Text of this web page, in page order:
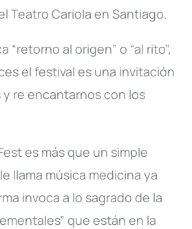
Teatro Cariola en Santiago.
“retorno al origen” o “al rito”,
el festival es una invitación
re encantarnos con los
es más que un simple
llama música medicina ya
invoca a lo sagrado de la
que están en la